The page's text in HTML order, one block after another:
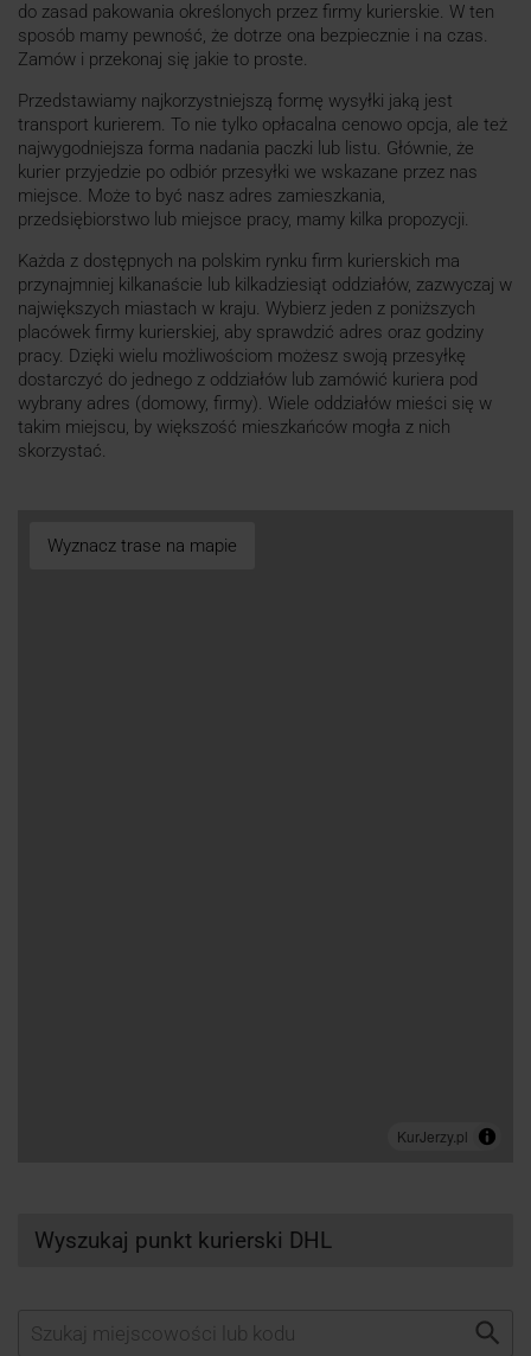
do zasad pakowania określonych przez firmy kurierskie. W ten
sposób mamy pewność, że dotrze ona bezpiecznie i na czas.
Zamów i przekonaj się jakie to proste.
Przedstawiamy najkorzystniejszą formę wysyłki jaką jest
transport kurierem. To nie tylko opłacalna cenowo opcja, ale też
najwygodniejsza forma nadania paczki lub listu. Głównie, że
kurier przyjedzie po odbiór przesyłki we wskazane przez nas
miejsce. Może to być nasz adres zamieszkania,
przedsiębiorstwo lub miejsce pracy, mamy kilka propozycji.
Każda z dostępnych na polskim rynku firm kurierskich ma
przynajmniej kilkanaście lub kilkadziesiąt oddziałów, zazwyczaj w
największych miastach w kraju. Wybierz jeden z poniższych
placówek firmy kurierskiej, aby sprawdzić adres oraz godziny
pracy. Dzięki wielu możliwościom możesz swoją przesyłkę
dostarczyć do jednego z oddziałów lub zamówić kuriera pod
wybrany adres (domowy, firmy). Wiele oddziałów mieści się w
takim miejscu, by większość mieszkańców mogła z nich
skorzystać.
Wyznacz trase na mapie
Wyszukaj punkt kurierski DHL